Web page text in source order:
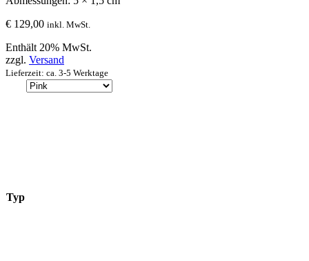
€ 129,00 inkl. MwSt.
Enthält 20% MwSt.
zzgl. Versand
Lieferzeit: ca. 3-5 Werktage
Typ